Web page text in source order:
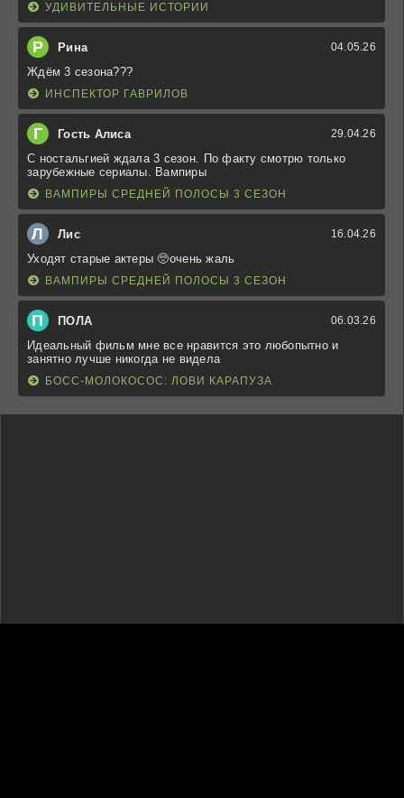
УДИВИТЕЛЬНЫЕ ИСТОРИИ
Р Рина 04.05.26
Ждём 3 сезона???
ИНСПЕКТОР ГАВРИЛОВ
Г Гость Алиса 29.04.26
С ностальгией ждала 3 сезон. По факту смотрю только
зарубежные сериалы. Вампиры
ВАМПИРЫ СРЕДНЕЙ ПОЛОСЫ 3 СЕЗОН
Л Лис 16.04.26
Уходят старые актеры 🥺очень жаль
ВАМПИРЫ СРЕДНЕЙ ПОЛОСЫ 3 СЕЗОН
П ПОЛА 06.03.26
Идеальный фильм мне все нравится это любопытно и
занятно лучше никогда не видела
БОСС-МОЛОКОСОС: ЛОВИ КАРАПУЗА